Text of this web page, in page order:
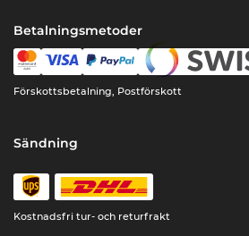
Betalningsmetoder
Förskottsbetalning, Postförskott
Sändning
Kostnadsfri tur- och returfrakt